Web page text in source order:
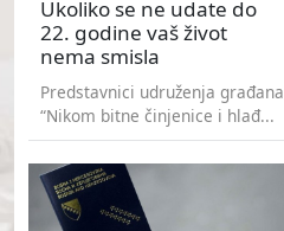
Ukoliko se ne udate do
22. godine vaš život
nema smisla
Predstavnici udruženja građana
“Nikom bitne činjenice i hlađ...